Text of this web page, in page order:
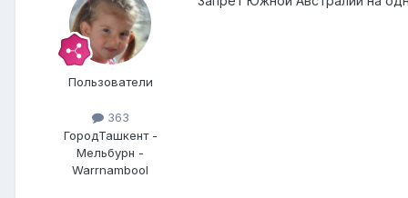
Пользователи
363
ГородТашкент -
Мельбурн -
Warrnambool